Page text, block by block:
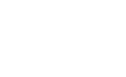
indhold med et urimeligt
herunder uden begrænsning
til et stort antal
indhold med personer, du
som ikke kender dig
leje, lease og/eller